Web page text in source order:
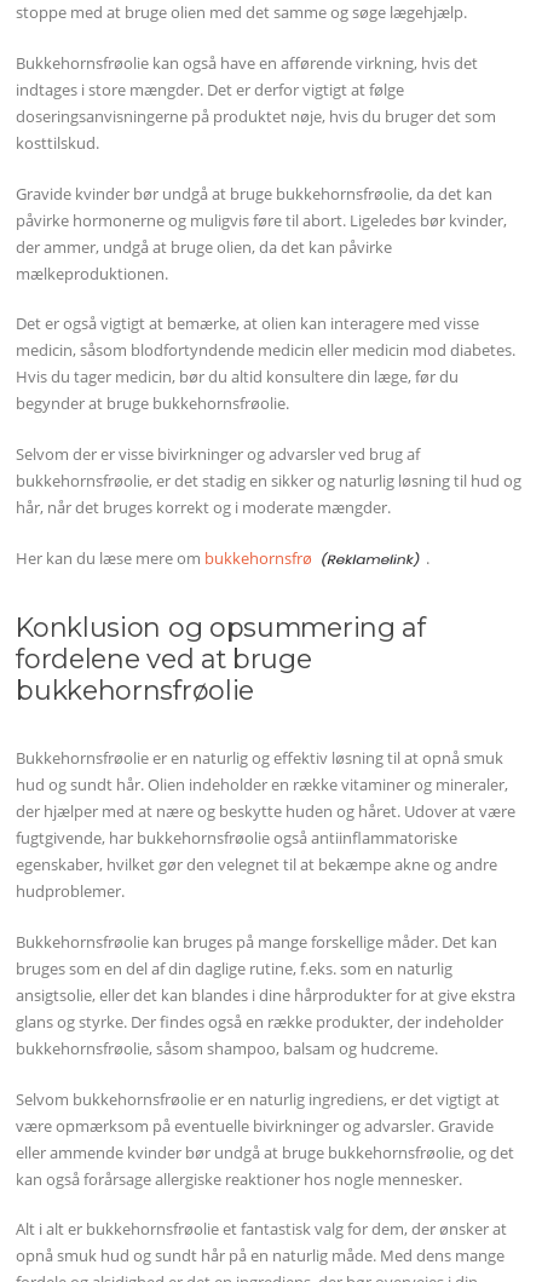
stoppe med at bruge olien med det samme og søge lægehjælp.
Bukkehornsfrøolie kan også have en afførende virkning, hvis det
indtages i store mængder. Det er derfor vigtigt at følge
doseringsanvisningerne på produktet nøje, hvis du bruger det som
kosttilskud.
Gravide kvinder bør undgå at bruge bukkehornsfrøolie, da det kan
påvirke hormonerne og muligvis føre til abort. Ligeledes bør kvinder,
der ammer, undgå at bruge olien, da det kan påvirke
mælkeproduktionen.
Det er også vigtigt at bemærke, at olien kan interagere med visse
medicin, såsom blodfortyndende medicin eller medicin mod diabetes.
Hvis du tager medicin, bør du altid konsultere din læge, før du
begynder at bruge bukkehornsfrøolie.
Selvom der er visse bivirkninger og advarsler ved brug af
bukkehornsfrøolie, er det stadig en sikker og naturlig løsning til hud og
hår, når det bruges korrekt og i moderate mængder.
Her kan du læse mere om bukkehornsfrø .
Konklusion og opsummering af
fordelene ved at bruge
bukkehornsfrøolie
Bukkehornsfrøolie er en naturlig og effektiv løsning til at opnå smuk
hud og sundt hår. Olien indeholder en række vitaminer og mineraler,
der hjælper med at nære og beskytte huden og håret. Udover at være
fugtgivende, har bukkehornsfrøolie også antiinflammatoriske
egenskaber, hvilket gør den velegnet til at bekæmpe akne og andre
hudproblemer.
Bukkehornsfrøolie kan bruges på mange forskellige måder. Det kan
bruges som en del af din daglige rutine, f.eks. som en naturlig
ansigtsolie, eller det kan blandes i dine hårprodukter for at give ekstra
glans og styrke. Der findes også en række produkter, der indeholder
bukkehornsfrøolie, såsom shampoo, balsam og hudcreme.
Selvom bukkehornsfrøolie er en naturlig ingrediens, er det vigtigt at
være opmærksom på eventuelle bivirkninger og advarsler. Gravide
eller ammende kvinder bør undgå at bruge bukkehornsfrøolie, og det
kan også forårsage allergiske reaktioner hos nogle mennesker.
Alt i alt er bukkehornsfrøolie et fantastisk valg for dem, der ønsker at
opnå smuk hud og sundt hår på en naturlig måde. Med dens mange